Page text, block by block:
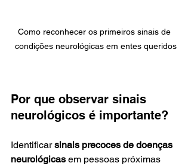
Como reconhecer os primeiros sinais de
condições neurológicas em entes queridos
Por que observar sinais
neurológicos é importante?
Identificar sinais precoces de doenças
neurológicas em pessoas próximas